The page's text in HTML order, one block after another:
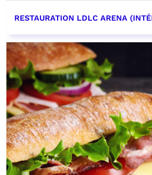
RESTAURATION LDLC ARENA
EN SAVOIR PLUS